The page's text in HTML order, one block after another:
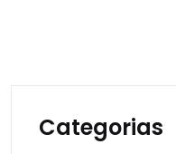
Categorias